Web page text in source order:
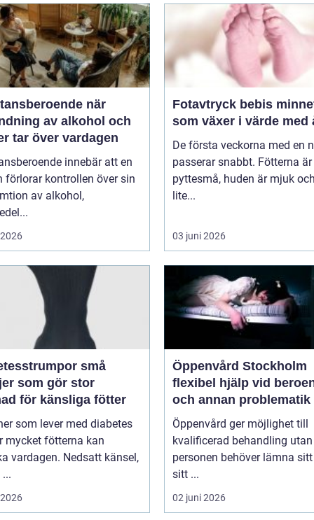
när
av alkohol och
tar över vardagen
innebär att en
förlorar kontrollen över sin
av alkohol,
Fotavtryck bebis minnet
som växer i värde med
De första veckorna med en
passerar snabbt. Fötterna är
pyttesmå, huden är mjuk
lite...
03 juni 2026
små
som gör stor
för känsliga fötter
som lever med diabetes
mycket fötterna kan
vardagen. Nedsatt känsel,
Öppenvård Stockholm
flexibel hjälp vid
och annan problematik
Öppenvård ger möjlighet till
kvalificerad behandling
personen behöver lämna
sitt ...
02 juni 2026